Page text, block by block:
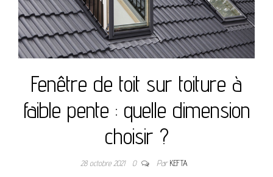
Fenêtre de toit sur toiture à
faible pente : quelle dimension
choisir ?
28 octobre 2021 0 ParKEFTA